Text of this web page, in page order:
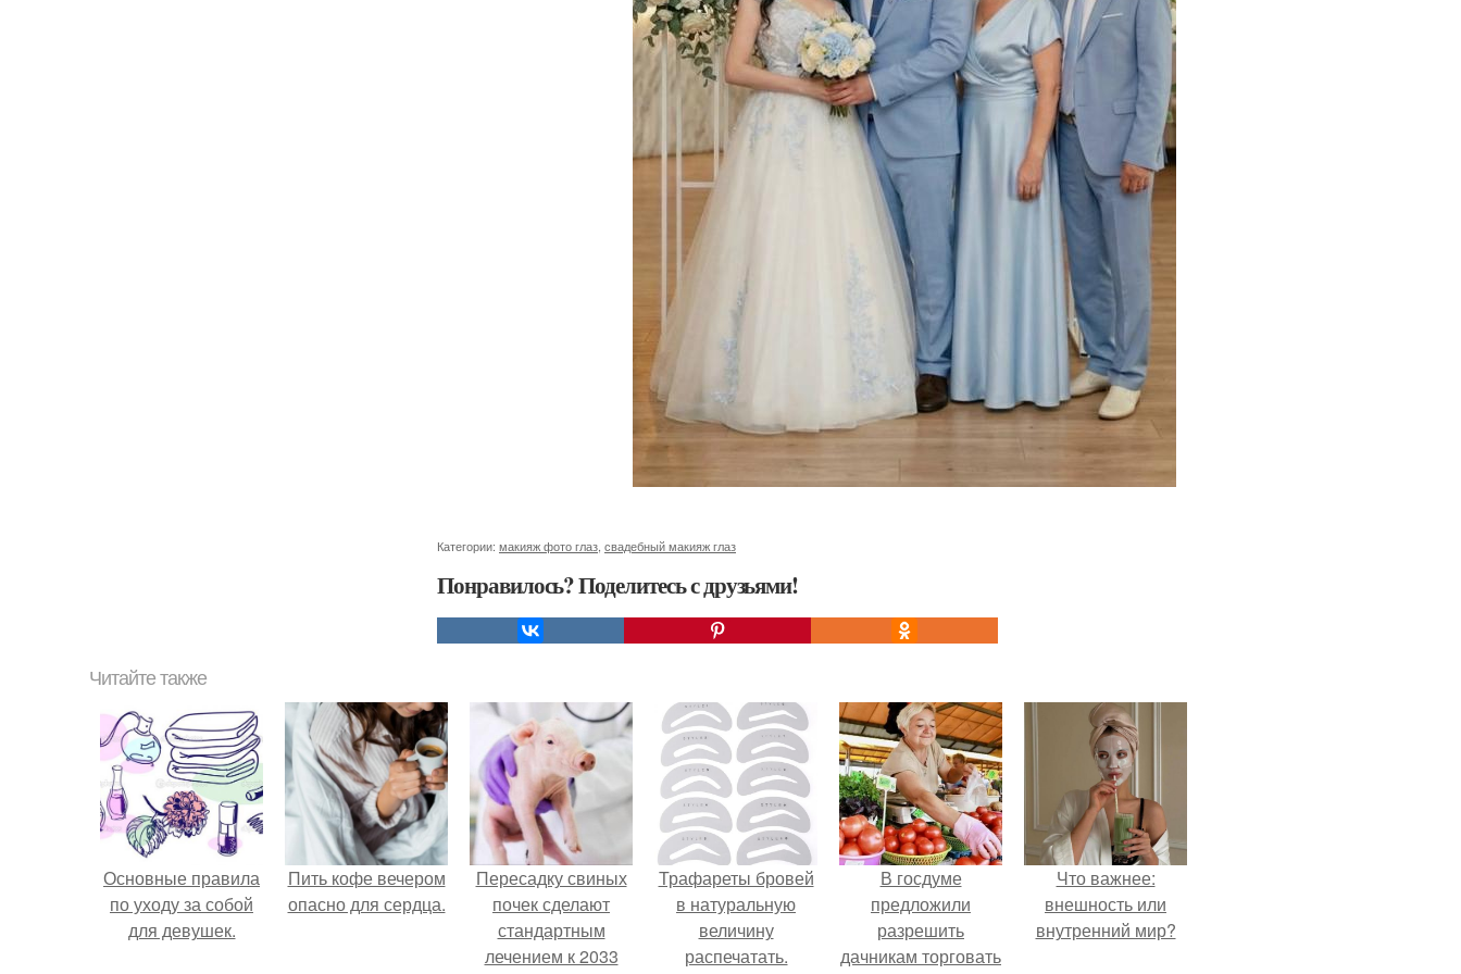
Категории: макияж фото глаз свадебный макияж глаз
Понравилось? Поделитесь с друзьями!
Читайте также
Основные правила
по уходу за собой
для девушек.
Пить кофе вечером
опасно для сердца.
Пересадку свиных
почек сделают
стандартным
лечением к 2033
Трафареты бровей
в натуральную
величину
распечатать.
В госдуме
предложили
разрешить
дачникам торговать
Что важнее:
внешность или
внутренний мир?